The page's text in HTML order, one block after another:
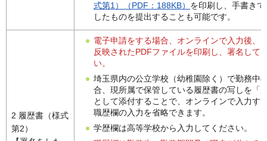
式第1）（PDF：188KB） を印刷し、手書き
したものを提出することも可能です。
2 履歴書（様式
第2）
電子申請をする場合、オンラインで入力後、
反映されたPDFファイルを印刷し、署名して
い。
埼玉県内の公立学校（幼稚園除く）で勤務中
合、現所属で保管している履歴書の写しを「
として添付することで、オンラインで入力す
職歴欄の入力を省略できます。
学歴欄は高等学校から入力してください。